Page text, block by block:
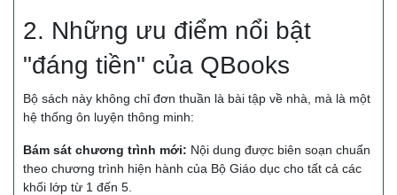
2. Những ưu điểm nổi bật
"đáng tiền" của QBooks
Bộ sách này không chỉ đơn thuần là bài tập về nhà, mà là một
hệ thống ôn luyện thông minh:
Bám sát chương trình mới: Nội dung được biên soạn chuẩn
theo chương trình hiện hành của Bộ Giáo dục cho tất cả các
khối lớp từ 1 đến 5.